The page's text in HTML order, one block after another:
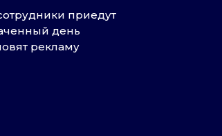
приедут
день
рекламу